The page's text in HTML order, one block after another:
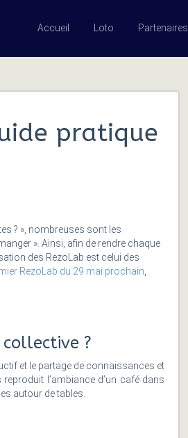
Accueil Loto Partenaires
pratique
? », nombreuses sont les
». Ainsi, afin de rendre chaque
des RezoLab est celui des
RezoLab du 29 mai prochain
?
et le partage de connaissances et
l’ambiance d’un café dans
autour de tables.